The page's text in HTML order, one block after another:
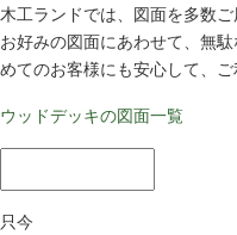
木工ランドでは、図面を多数ご
お好みの図面にあわせて、無
めてのお客様にも安心して、ご
ウッドデッキの図面一覧
只今